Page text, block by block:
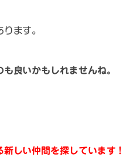
ます。
良いかもしれませんね。
しい仲間を探しています